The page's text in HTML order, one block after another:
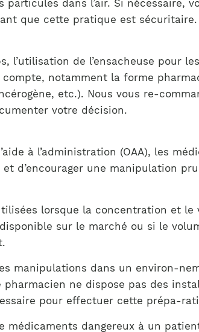
dans l’air. Si nécessaire,
que cette pratique est sécuritaire.
l’utilisation de l’ensacheuse pour
notamment la forme
etc.). Nous vous re-
votre décision.
à l’administration (OAA), les
d’encourager une manipulation
lorsque la concentration et le
sur le marché ou si le
manipulations dans un environ-
ne dispose pas des
pour effectuer cette prépa-
médicaments dangereux à un